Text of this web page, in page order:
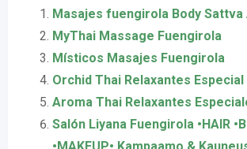
Masajes fuengirola Body Sattva
MyThai Massage Fuengirola
Místicos Masajes Fuengirola
Orchid Thai Relaxantes
Aroma Thai Relaxantes
Salón Liyana Fuengirola •HAIR